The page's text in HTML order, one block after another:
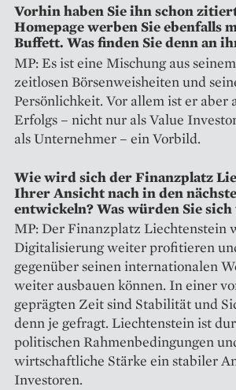
Vorhin haben Sie ihn schon
Homepage werben Sie ebenfalls
Buffett. Was finden Sie denn an
MP: Es ist eine Mischung aus
zeitlosen Börsenweisheiten und
Persönlichkeit. Vor allem ist er aber
Erfolgs – nicht nur als Value
als Unternehmer – ein Vorbild.
Wie wird sich der Finanzplatz
Ihrer Ansicht nach in den
entwickeln? Was würden Sie sich
MP: Der Finanzplatz Liechtenstein
Digitalisierung weiter profitieren
gegenüber seinen internationalen
weiter ausbauen können. In einer
geprägten Zeit sind Stabilität und
denn je gefragt. Liechtenstein ist
politischen Rahmenbedingungen
wirtschaftliche Stärke ein stabiler
Investoren.